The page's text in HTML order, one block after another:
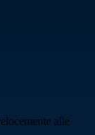
alle